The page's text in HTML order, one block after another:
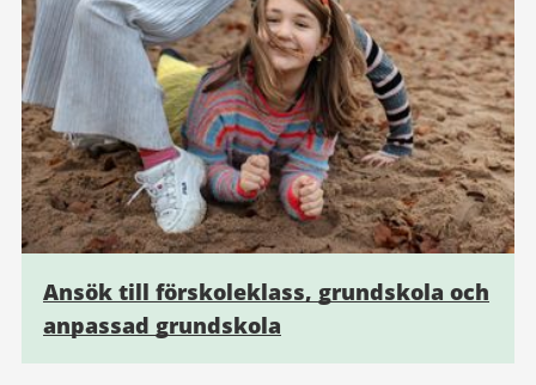
Ansök till förskoleklass, grundskola och
anpassad grundskola